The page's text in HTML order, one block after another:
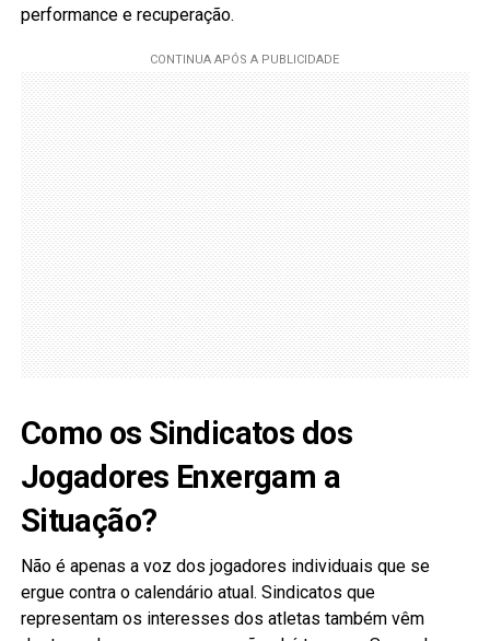
performance e recuperação.
Como os Sindicatos dos
Jogadores Enxergam a
Situação?
Não é apenas a voz dos jogadores individuais que se
ergue contra o calendário atual. Sindicatos que
representam os interesses dos atletas também vêm